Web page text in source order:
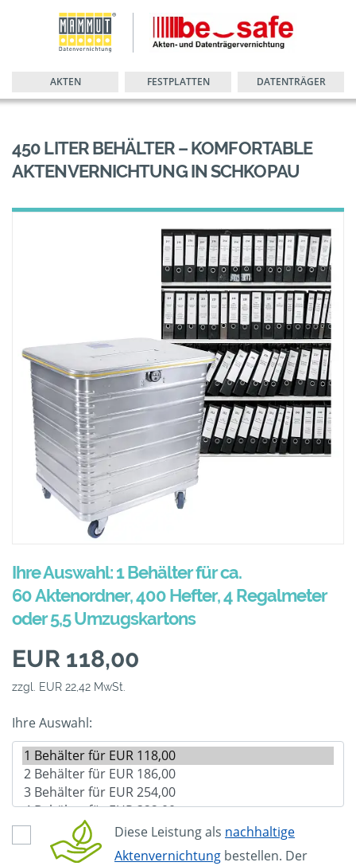
AKTEN FESTPLATTEN DATENTRÄGER
450 LITER BEHÄLTER – KOMFORTABLE
AKTENVERNICHTUNG IN SCHKOPAU
Ihre Auswahl: 1 Behälter für ca.
60 Aktenordner, 400 Hefter, 4 Regalmeter
oder 5,5 Umzugskartons
EUR 118,00
zzgl. EUR 22,42 MwSt.
Ihre Auswahl:
Diese Leistung als nachhaltige
Aktenvernichtung bestellen. Der